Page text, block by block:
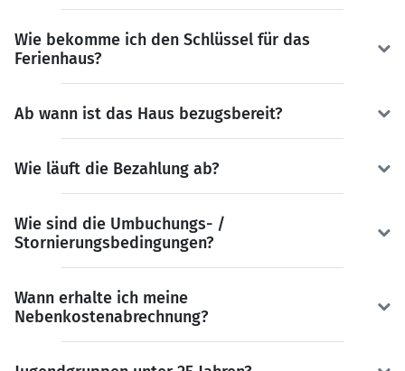
Wie bekomme ich den Schlüssel für das
Ferienhaus?
Ab wann ist das Haus bezugsbereit?
Wie läuft die Bezahlung ab?
Wie sind die Umbuchungs- /
Stornierungsbedingungen?
Wann erhalte ich meine
Nebenkostenabrechnung?